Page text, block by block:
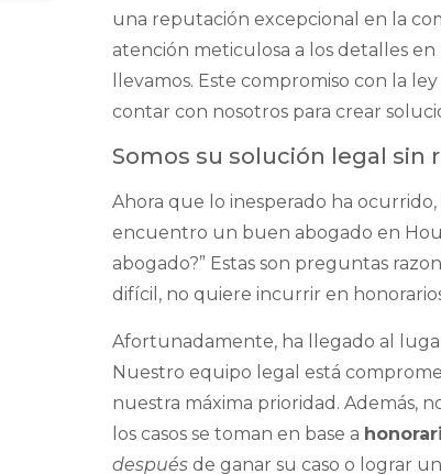
una reputación excepcional en la
atención meticulosa a los detalles
llevamos. Este compromiso con la
contar con nosotros para crear
Somos su solución legal sin
Ahora que lo inesperado ha
encuentro un buen abogado en
abogado?” Estas son preguntas
difícil, no quiere incurrir en
Afortunadamente, ha llegado al
Nuestro equipo legal está
nuestra máxima prioridad. Además,
los casos se toman en base a
después de ganar su caso o lograr